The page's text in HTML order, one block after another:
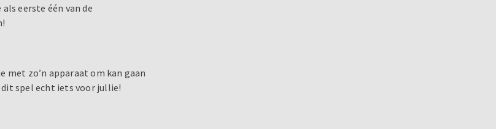
eerste één van de
met zo’n apparaat om kan gaan
dit spel echt iets voor jullie!